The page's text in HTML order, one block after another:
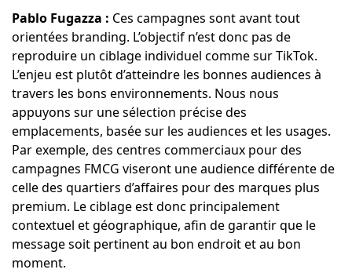
Pablo Fugazza : Ces campagnes sont avant tout
orientées branding. L’objectif n’est donc pas de
reproduire un ciblage individuel comme sur TikTok.
L’enjeu est plutôt d’atteindre les bonnes audiences à
travers les bons environnements. Nous nous
appuyons sur une sélection précise des
emplacements, basée sur les audiences et les usages.
Par exemple, des centres commerciaux pour des
campagnes FMCG viseront une audience différente de
celle des quartiers d’affaires pour des marques plus
premium. Le ciblage est donc principalement
contextuel et géographique, afin de garantir que le
message soit pertinent au bon endroit et au bon
moment.